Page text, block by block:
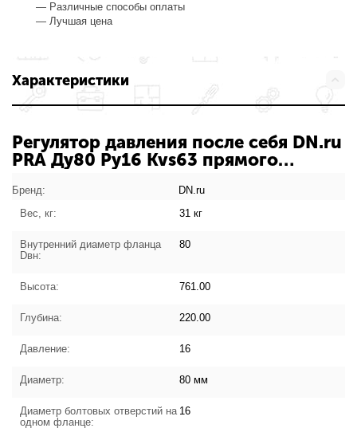
— Различные способы оплаты
— Лучшая цена
Характеристики
Регулятор давления после себя DN.ru
PRA Ду80 Ру16 Kvs63 прямого
фланцевый, Tmax до 150°С,
диапазон настройки 1 (0,4 - 1,6 кгс/
Бренд:
DN.ru
Вес, кг:
31 кг
Внутренний диаметр фланца
Dвн:
80
Высота: 761.00
Глубина: 220.00
Давление: 16
Диаметр: 80 мм
Диаметр болтовых отверстий на
одном фланце:
16